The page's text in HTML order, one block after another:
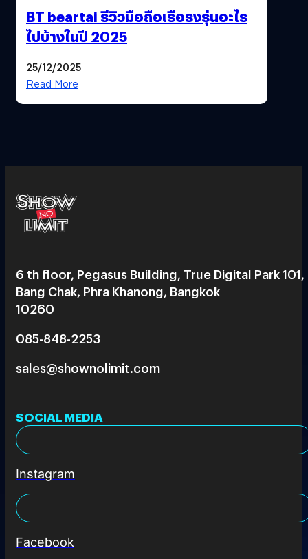
BT beartai รีวิวมือถือเรือธงรุ่นอะไร
ไปบ้างในปี 2025
25/12/2025
Read More
6 th floor, Pegasus Building, True Digital Park 101,
Bang Chak, Phra Khanong, Bangkok
10260
085-848-2253
sales@shownolimit.com
SOCIAL MEDIA
Instagram
Facebook